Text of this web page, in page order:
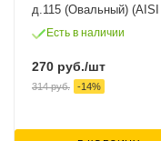
д.115 (Овальный) (AISI
Есть в наличии
270 руб./шт
314руб. -14%